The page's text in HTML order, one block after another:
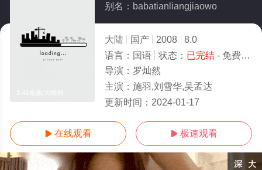
别名：babatianliangjiaowo
大陆 国产 2008
8.0
语言： 国语 状态： 已完结- 免费在线观看
导演： 罗灿然
主演： 施羽,刘雪华,吴孟达
更新时间： 2024-01-17
 在线观看  极速观看